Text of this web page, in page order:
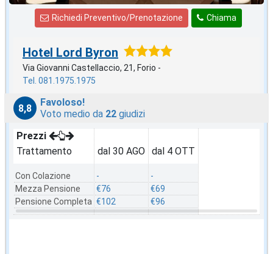
Chiama
Richiedi Preventivo/Prenotazione
Hotel Lord Byron
Via Giovanni Castellaccio, 21, Forio -
Tel. 081.1975.1975
8,8
Favoloso!
Voto medio da 22 giudizi
Prezzi
Trattamento
Con Colazione
Mezza Pensione
Pensione Completa
dal 30 AGO
-
€76
€102
dal 4 OTT
-
€69
€96